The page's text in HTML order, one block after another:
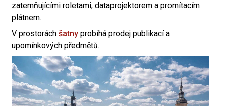
zatemňujícími roletami, dataprojektorem a promítacím
plátnem.
V prostorách šatny probíhá prodej publikací a
upomínkových předmětů.